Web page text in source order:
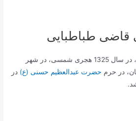
قاضی طباطبایی
سید علی قاضی طباطبایی، در سال 1325 هجری شمسی، در شهر
در حرم حضرت عبدالعظیم حسنی (ع) در